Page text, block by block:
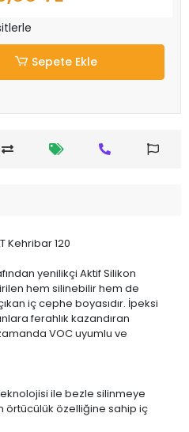
Sepete Ekle
Kehribar 120
yenilikçi Aktif Silikon
hem silinebilir hem de
iç cephe boyasıdır. İpeksi
ferahlık kazandıran
VOC uyumlu ve
ile bezle silinmeye
örtücülük özelliğine sahip iç